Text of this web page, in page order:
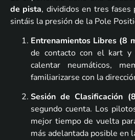
de pista, divididos en tres fases
sintáis la presión de la Pole
Entrenamientos Libres (8
de contacto con el kart y
calentar neumáticos,
familiarizarse con la
Sesión de Clasificación
segundo cuenta. Los
mejor tiempo de vuelta
más adelantada posible en